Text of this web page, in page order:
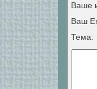
Ваше
Ваш
Тема: